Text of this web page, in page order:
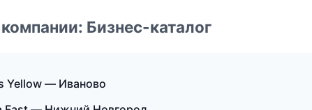
Бизнес-каталог
Yellow — Иваново